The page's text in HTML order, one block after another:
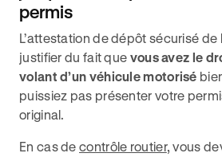
permis
L’attestation de dépôt sécurisé de
justifier du fait que vous avez le
volant d’un véhicule motorisé
puissiez pas présenter votre
original.
En cas de contrôle routier, vous